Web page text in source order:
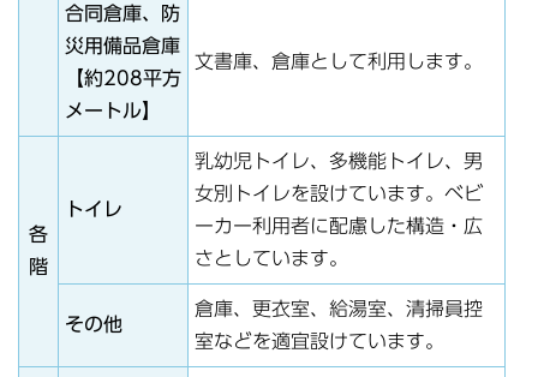
合同倉庫、防
災用備品倉庫
【約208平方
メートル】
文書庫、倉庫として利用します。
各
階
トイレ
乳幼児トイレ、多機能トイレ、男
女別トイレを設けています。ベビ
ーカー利用者に配慮した構造・広
さとしています。
その他
倉庫、更衣室、給湯室、清掃員控
室などを適宜設けています。